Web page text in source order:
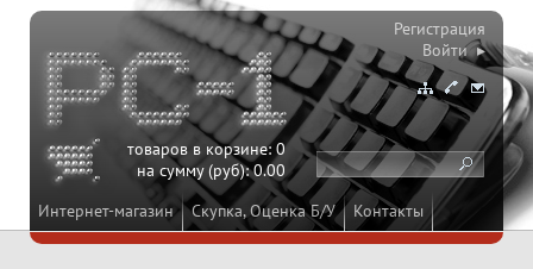
Интернет-магазин Скупка, Оценка Б/У Контакты
товаров в корзине:0
на сумму (руб):0.00
Регистрация
Войти ▸